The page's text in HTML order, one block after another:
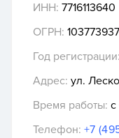
ИНН: 7716113640
ОГРН:
Год регистрации:
Адрес: ул.
Время работы: с
Телефон: +7